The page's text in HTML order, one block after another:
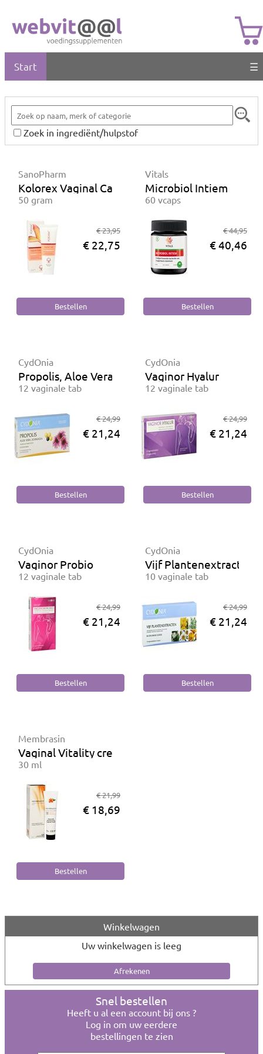
Start ☰
Zoek in ingrediënt/hulpstof
SanoPharm
Kolorex Vaginal Care crème
50 gram
€ 23,95
€ 22,75
Vitals
Microbiol Intiem
60 vcaps
€ 44,95
€ 40,46
CydOnia
Propolis, Aloe Vera, Echinacea
12 vaginale tab
€ 24,99
€ 21,24
CydOnia
Vaginor Hyalur
12 vaginale tab
€ 24,99
€ 21,24
CydOnia
Vaginor Probio
12 vaginale tab
€ 24,99
€ 21,24
CydOnia
Vijf Plantenextracten
10 vaginale tab
€ 24,99
€ 21,24
Membrasin
Vaginal Vitality cream
30 ml
€ 21,99
€ 18,69
Winkelwagen
Uw winkelwagen is leeg
Snel bestellen
Heeft u al een account bij ons ?
Log in om uw eerdere
bestellingen te zien